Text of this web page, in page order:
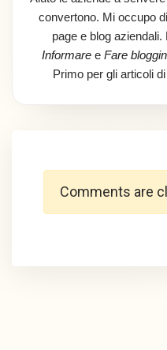
convertono. Mi occupo di
page e blog aziendali.
Informare e Fare
Primo per gli articoli
Comments are